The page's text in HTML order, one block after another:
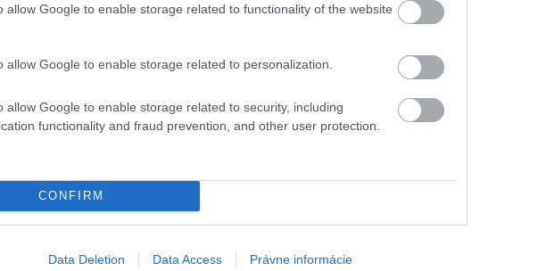
allow Google to enable storage related to functionality of the website
allow Google to enable storage related to personalization.
allow Google to enable storage related to security, including
functionality and fraud prevention, and other user protection.
CONFIRM
Data Deletion Data Access Právne informácie